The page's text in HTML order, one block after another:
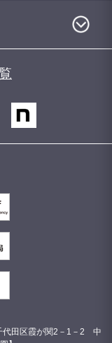
田区霞が関2－1－2 中